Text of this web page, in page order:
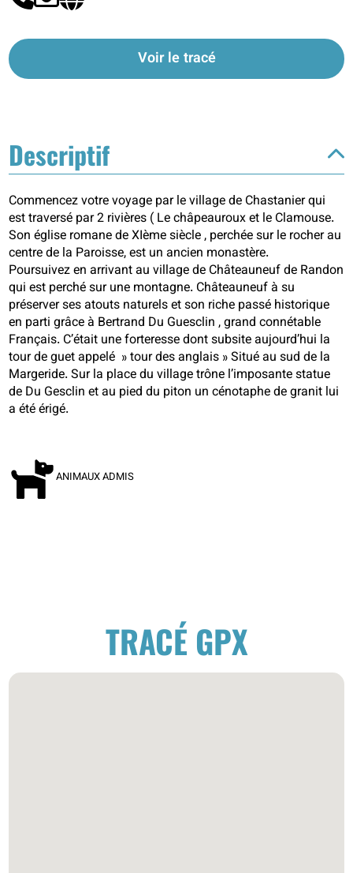
Descriptif
Commencez votre voyage par le village de Chastanier qui
est traversé par 2 rivières ( Le châpeauroux et le Clamouse.
Son église romane de XIème siècle , perchée sur le rocher au
centre de la Paroisse, est un ancien monastère.
Poursuivez en arrivant au village de Châteauneuf de Randon
qui est perché sur une montagne. Châteauneuf à su
préserver ses atouts naturels et son riche passé historique
en parti grâce à Bertrand Du Guesclin , grand connétable
Français. C’était une forteresse dont subsite aujourd’hui la
tour de guet appelé » tour des anglais » Situé au sud de la
Margeride. Sur la place du village trône l’imposante statue
de Du Gesclin et au pied du piton un cénotaphe de granit lui
a été érigé.
ANIMAUX ADMIS
Voir le tracé
TRACÉ GPX